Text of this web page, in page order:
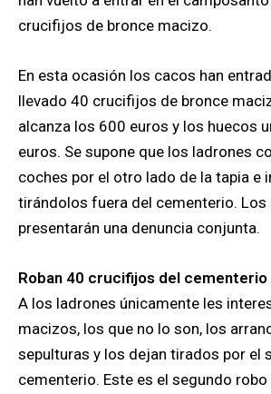
crucifijos de bronce macizo.
En esta ocasión los cacos han
llevado 40 crucifijos de bronce
alcanza los 600 euros y los huecos
euros. Se supone que los ladrones
coches por el otro lado de la tapia e
tirándolos fuera del cementerio.
presentarán una denuncia conjunta.
Roban 40 crucifijos del cementerio
A los ladrones únicamente les
macizos, los que no lo son, los
sepulturas y los dejan tirados por el
cementerio. Este es el segundo robo